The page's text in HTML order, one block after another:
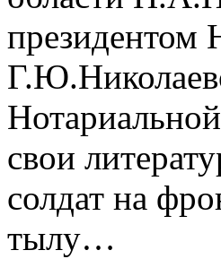
президентом
свои
солдат на
тылу…